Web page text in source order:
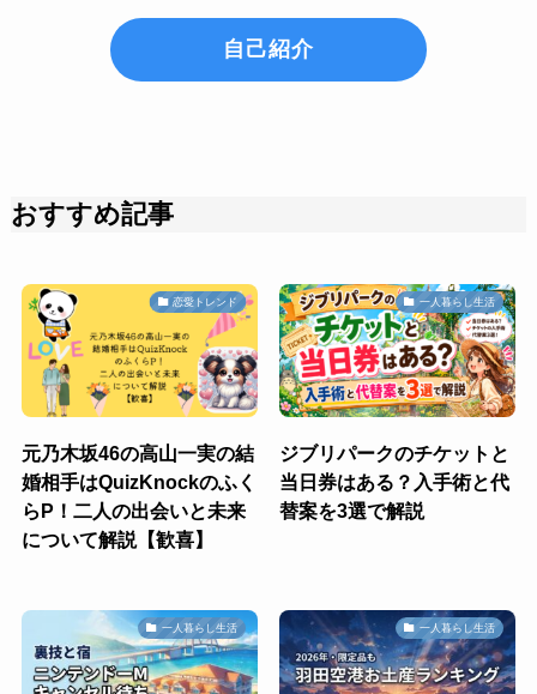
自己紹介
おすすめ記事
恋愛トレンド
元乃木坂46の高山一実の結
婚相手はQuizKnockのふく
らP！二人の出会いと未来
について解説【歓喜】
一人暮らし生活
ジブリパークのチケットと
当日券はある？入手術と代
替案を3選で解説
一人暮らし生活 一人暮らし生活